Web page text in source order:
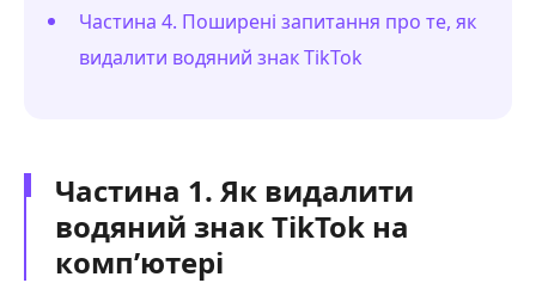
Частина 4. Поширені запитання про те, як
видалити водяний знак TikTok
Частина 1. Як видалити
водяний знак TikTok на
комп’ютері